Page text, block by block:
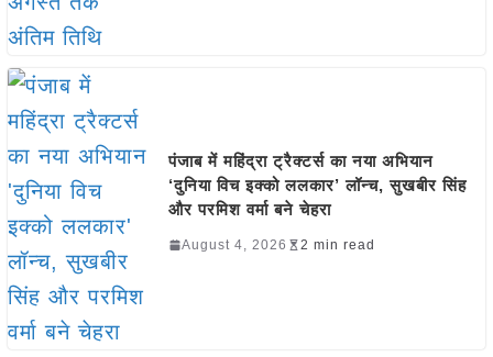
पंजाब में महिंद्रा ट्रैक्टर्स का नया अभियान
‘दुनिया विच इक्को ललकार’ लॉन्च, सुखबीर सिंह
और परमिश वर्मा बने चेहरा
August 4, 2026 2 min read